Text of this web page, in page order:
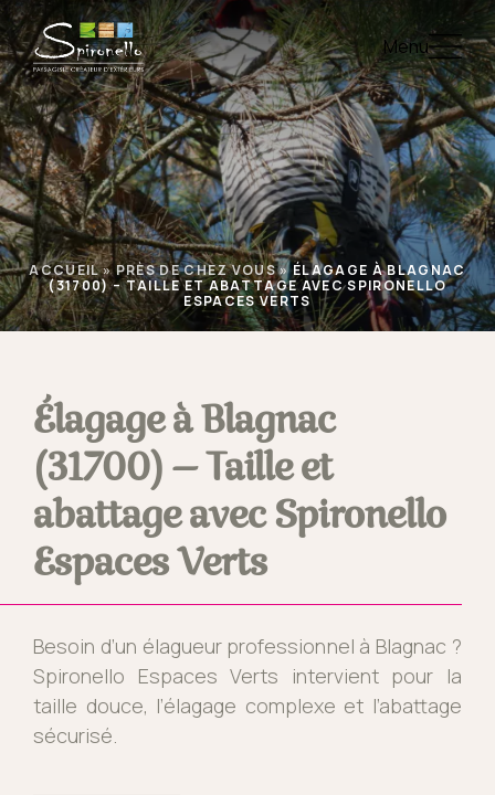
Menu
ACCUEIL»PRÈS DE CHEZ VOUS»ÉLAGAGE À BLAGNAC
(31700) – TAILLE ET ABATTAGE AVEC SPIRONELLO
ESPACES VERTS
Élagage à Blagnac
(31700) – Taille et
abattage avec Spironello
Espaces Verts
Besoin d’un élagueur professionnel à Blagnac ?
Spironello Espaces Verts intervient pour la
taille douce, l’élagage complexe et l’abattage
sécurisé.